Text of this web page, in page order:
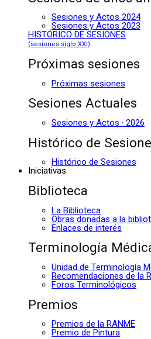
Sesiones y Actos 2024
Sesiones y Actos 2023
HISTÓRICO DE SESIONES
(sesiones siglo XXI)
Próximas sesiones
Próximas sesiones
Sesiones Actuales
Sesiones y Actos · 2026
Histórico de
Histórico de Sesiones
Iniciativas
Biblioteca
La Biblioteca
Obras donadas a la
Enlaces de interés
Terminología
Unidad de Terminología
Recomendaciones de la
Foros Terminológicos
Premios
Premios de la RANME
Premio de Pintura